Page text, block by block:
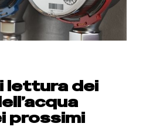
lettura dei
prossimi